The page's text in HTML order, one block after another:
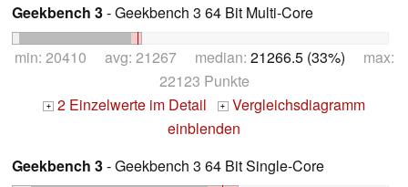
Geekbench 3- Geekbench 3 64 Bit Multi-Core
min: 20410 avg: 21267 median: 21266.5 (33%) max:
22123 Punkte
+ 2 Einzelwerte im Detail + Vergleichsdiagramm
einblenden
Geekbench 3- Geekbench 3 64 Bit Single-Core